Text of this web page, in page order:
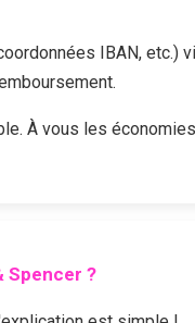
IBAN, etc.)
À vous les
Spencer ?